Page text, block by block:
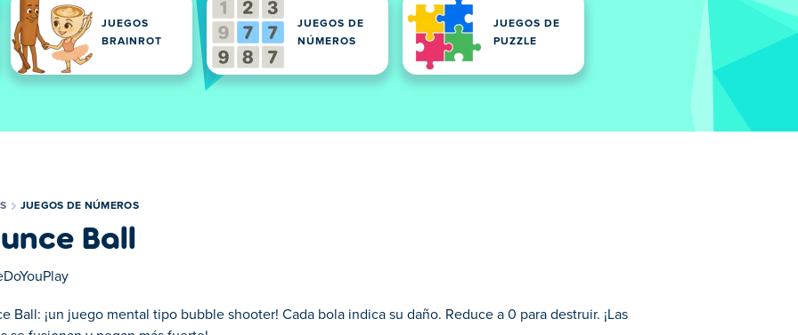
JUEGOS
BRAINROT
JUEGOS DE
NÚMEROS
JUEGOS DE
PUZZLE
JUEGOS DE NÚMEROS
Ball
Ball: ¡un juego mental tipo bubble shooter! Cada bola indica su daño. Reduce a 0 para destruir. ¡Las